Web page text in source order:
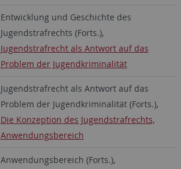
Entwicklung und Geschichte des
Jugendstrafrechts (Forts.),
Jugendstrafrecht als Antwort auf das
Problem der Jugendkriminalität
Jugendstrafrecht als Antwort auf das
Problem der Jugendkriminalität (Forts.),
Die Konzeption des Jugendstrafrechts,
Anwendungsbereich
Anwendungsbereich (Forts.),